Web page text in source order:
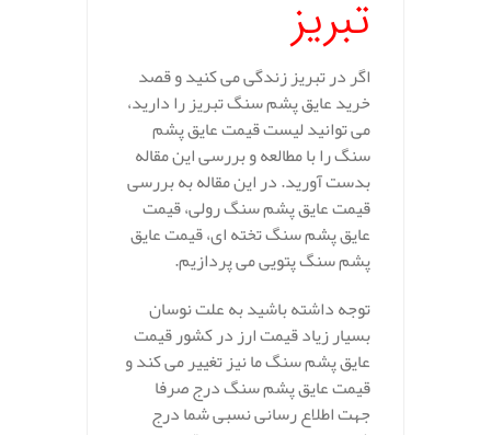
تبریز
اگر در تبریز زندگی می کنید و قصد
خرید عایق پشم سنگ تبریز را دارید،
می توانید لیست قیمت عایق پشم
سنگ را با مطالعه و بررسی این مقاله
بدست آورید. در این مقاله به بررسی
قیمت عایق پشم سنگ رولی، قیمت
عایق پشم سنگ تخته ای، قیمت عایق
پشم سنگ پتویی می پردازیم.
توجه داشته باشید به علت نوسان
بسیار زیاد قیمت ارز در کشور قیمت
عایق پشم سنگ ما نیز تغییر می کند و
قیمت عایق پشم سنگ درج صرفا
جهت اطلاع رسانی نسبی شما درج